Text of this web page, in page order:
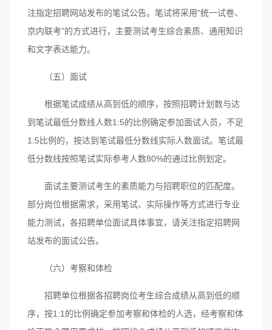
注指定招聘网站发布的笔试公告。笔试将采用“统一试卷、
京内联考”的方式进行，主要测试考生综合素质、通用知识
和文字表达能力。
（五）面试
根据笔试成绩从高到低的顺序，按照招聘计划数与达
到笔试最低分数线人数1:5的比例确定参加面试人员，不足
1:5比例的，按达到笔试最低分数线实际人数面试。笔试最
低分数线按照笔试实际参考人数80%的通过比例划定。
面试主要测试考生的素质能力与招聘职位的匹配度。
部分岗位根据需求，采用笔试、实际操作等方式进行专业
能力测试，各招聘单位面试具体事宜，请关注指定招聘网
站发布的面试公告。
（六）考察和体检
招聘单位根据各招聘岗位考生综合成绩从高到低的顺
序，按1:1的比例确定参加考察和体检的人选，经考察和体